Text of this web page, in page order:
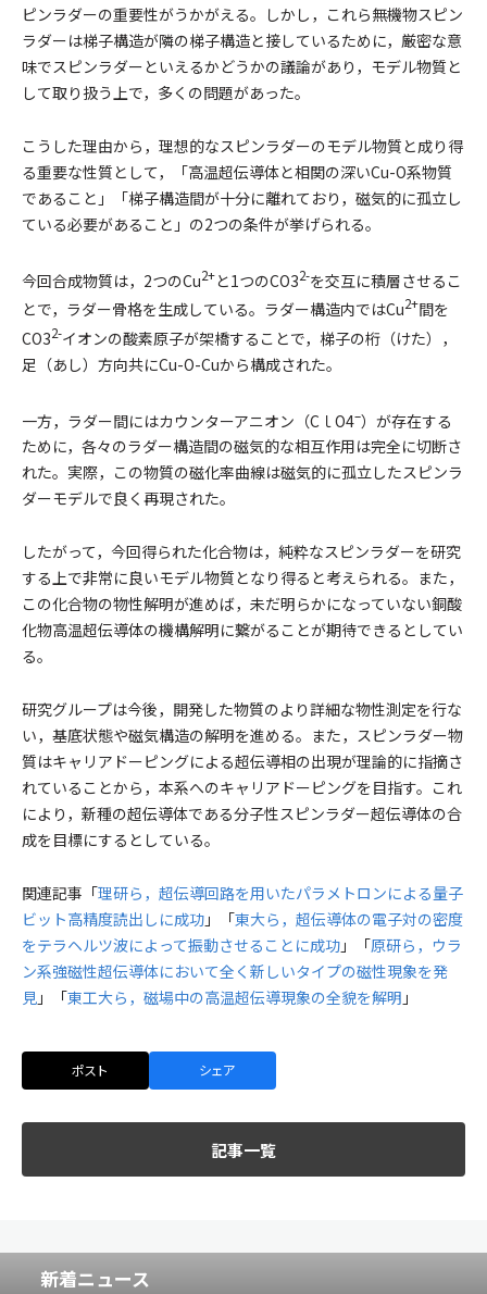
ピンラダーの重要性がうかがえる。しかし，これら無機物スピン
ラダーは梯子構造が隣の梯子構造と接しているために，厳密な意
味でスピンラダーといえるかどうかの議論があり，モデル物質と
して取り扱う上で，多くの問題があった。
こうした理由から，理想的なスピンラダーのモデル物質と成り得
る重要な性質として，「高温超伝導体と相関の深いCu-O系物質
であること」「梯子構造間が十分に離れており，磁気的に孤立し
ている必要があること」の2つの条件が挙げられる。
今回合成物質は，2つのCu2+と1つのCO32-を交互に積層させるこ
とで，ラダー骨格を生成している。ラダー構造内ではCu2+間を
CO32-イオンの酸素原子が架橋することで，梯子の桁（けた），
足（あし）方向共にCu-O-Cuから構成された。
一方，ラダー間にはカウンターアニオン（CｌO4–）が存在する
ために，各々のラダー構造間の磁気的な相互作用は完全に切断さ
れた。実際，この物質の磁化率曲線は磁気的に孤立したスピンラ
ダーモデルで良く再現された。
したがって，今回得られた化合物は，純粋なスピンラダーを研究
する上で非常に良いモデル物質となり得ると考えられる。また，
この化合物の物性解明が進めば，未だ明らかになっていない銅酸
化物高温超伝導体の機構解明に繋がることが期待できるとしてい
る。
研究グループは今後，開発した物質のより詳細な物性測定を行な
い，基底状態や磁気構造の解明を進める。また，スピンラダー物
質はキャリアドーピングによる超伝導相の出現が理論的に指摘さ
れていることから，本系へのキャリアドーピングを目指す。これ
により，新種の超伝導体である分子性スピンラダー超伝導体の合
成を目標にするとしている。
関連記事「理研ら，超伝導回路を用いたパラメトロンによる量子
ビット高精度読出しに成功 」「東大ら，超伝導体の電子対の密度
をテラヘルツ波によって振動させることに成功 」「原研ら，ウラ
ン系強磁性超伝導体において全く新しいタイプの磁性現象を発
見 」「東工大ら，磁場中の高温超伝導現象の全貌を解明 」
ポスト シェア
記事一覧
新着ニュース